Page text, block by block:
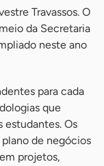
Travassos. O
da Secretaria
neste ano
para cada
que
estudantes. Os
de negócios
projetos,